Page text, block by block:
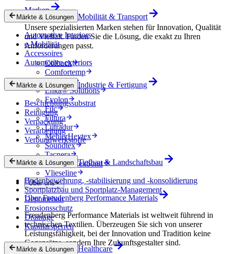
Marken
Unsere spezialisierten Marken stehen für Innovation, Qualität
und Vielfalt. Finden Sie die Lösung, die exakt zu Ihren
Anforderungen passt.
Colback
Comfortemp
Dripstop
Enka® Solutions
Evolon
Filc
Filtura
Lutradur
MehlerHeytex
Soundtex
Tacnera
Terbond-Texbond
Vlieseline
Über uns
Über Freudenberg Performance Materials
Freudenberg Performance Materials ist weltweit führend in
technischen Textilien. Überzeugen Sie sich von unserer
Leistungsfähigkeit, bei der Innovation und Tradition keine
Gegensätze, sondern Ihre Zukunftsgestalter sind.
Märkte & Lösungen Mobilität & Transport
Automotive Interiors
e-Mobilität
Accessoires
Automotive exteriors
Märkte & Lösungen Industrie & Fertigung
Beschichtungssubstrat
Reinigung
Verpackung
Verarbeitung
Verbundwerkstoffe
Märkte & Lösungen Tiefbau & Landschaftsbau
Bodenbewehrung, -stabilisierung und -konsolidierung
Sportplatzbau und Sportplatz-Management
Deponiebau
Erosionsschutz
Drainage
Kapillarsperren
Märkte & Lösungen Healthcare